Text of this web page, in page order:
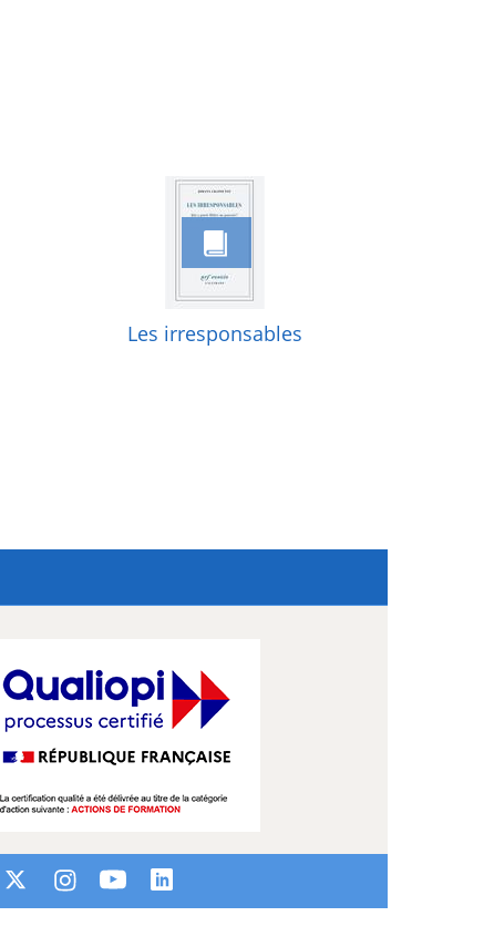
Les irresponsables